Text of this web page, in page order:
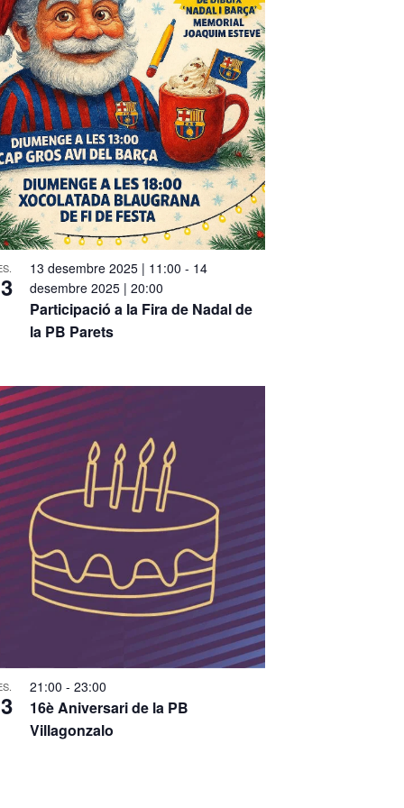
e
n
a
v
e
g
c
ó
ó
d
e
v
i
s
u
a
a
n
s
E
s
d
e
Participació a la Fira de Nadal de
la PB Parets
13 desembre 2025 | 11:00 - 14
desembre 2025 | 20:00
16è Aniversari de la PB
Villagonzalo
21:00 - 23:00